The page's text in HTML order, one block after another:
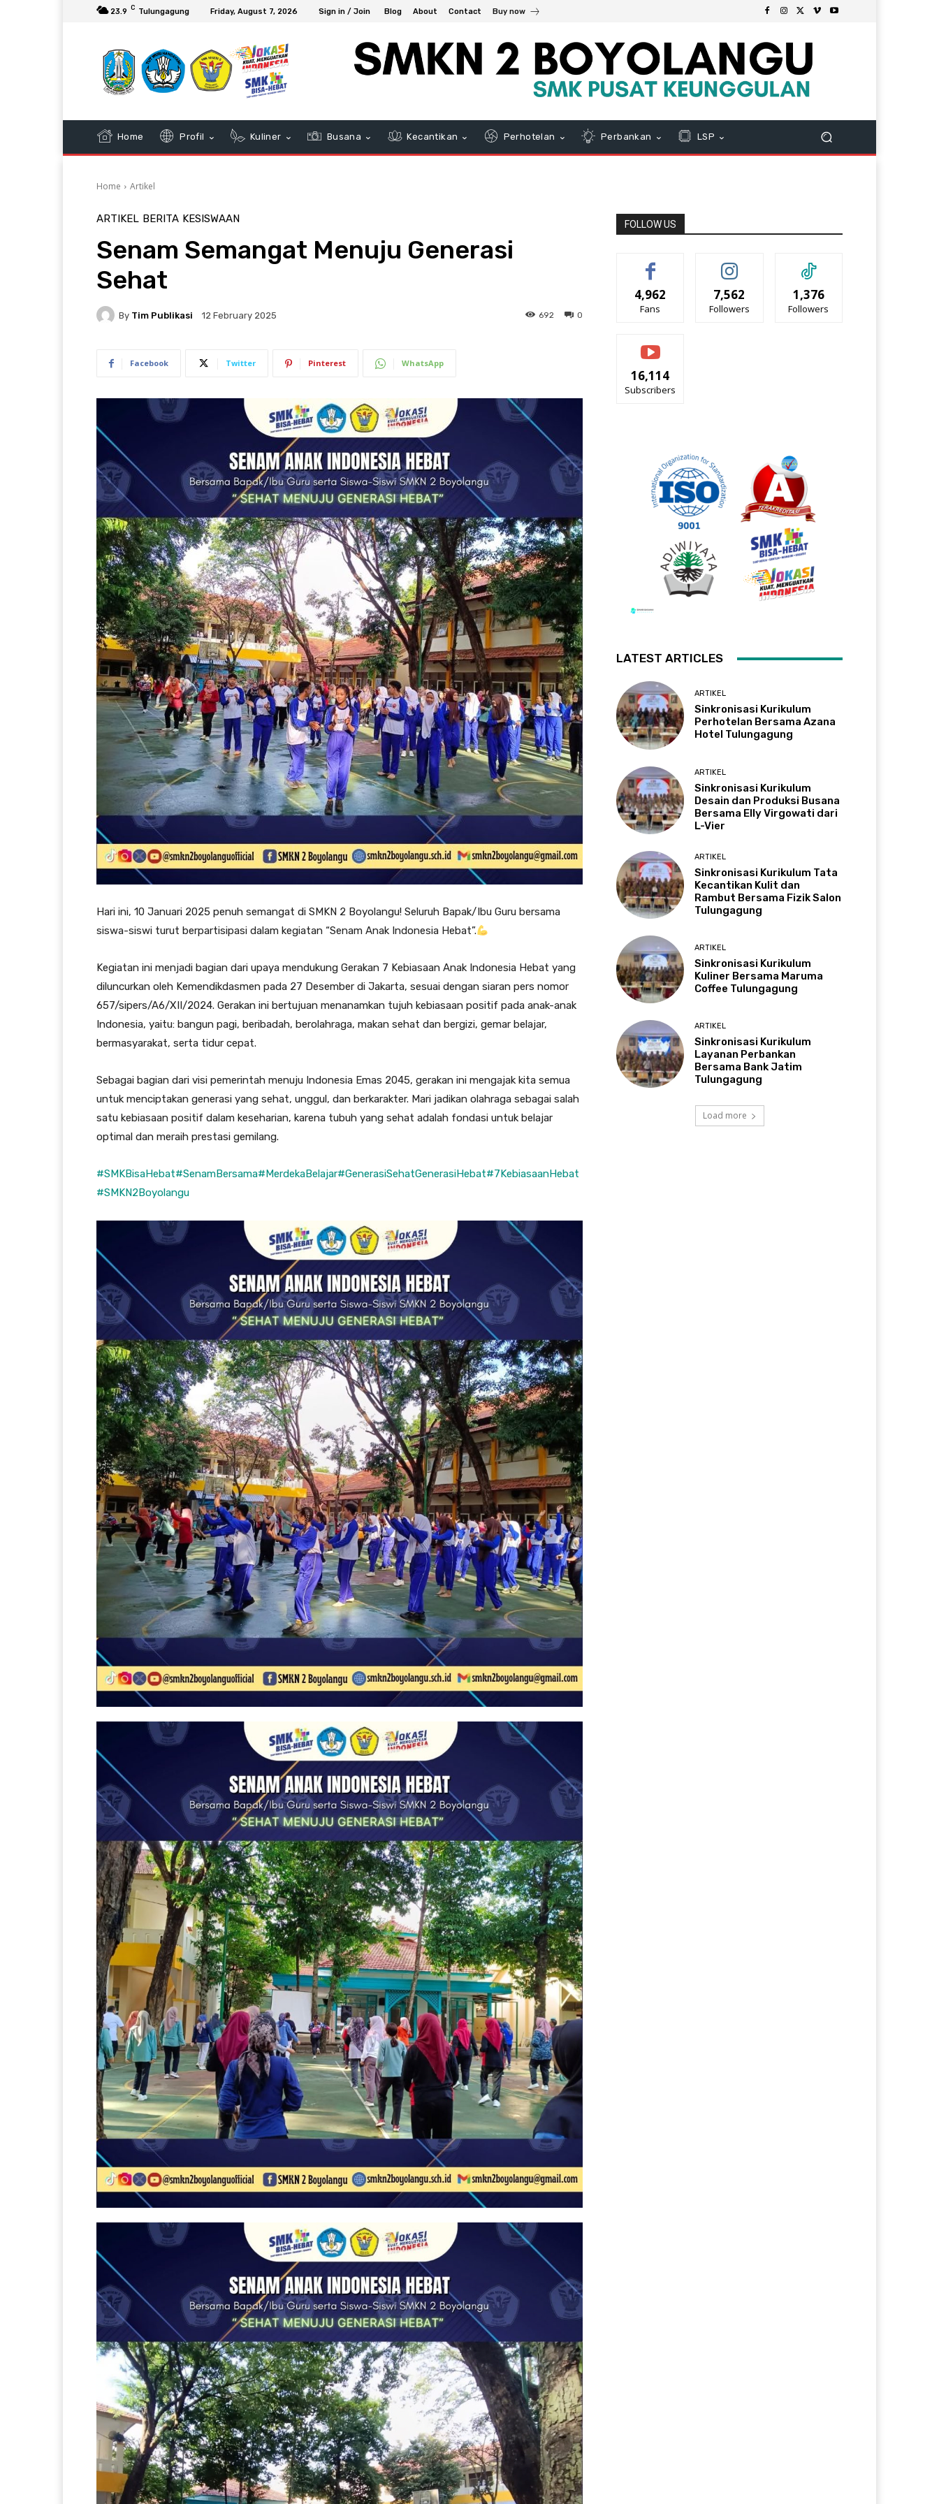
23.9 C Tulungagung Friday, August 7, 2026 Sign in / Join Blog About Contact Buy now
Home Profil Kuliner Busana Kecantikan Perhotelan Perbankan LSP
Home Artikel
ARTIKEL BERITA KESISWAAN
Senam Semangat Menuju Generasi
Sehat
By Tim Publikasi 12 February 2025 0
692
Facebook Twitter Pinterest WhatsApp
Hari ini, 10 Januari 2025 penuh semangat di SMKN 2 Boyolangu! Seluruh Bapak/Ibu Guru bersama
siswa-siswi turut berpartisipasi dalam kegiatan “Senam Anak Indonesia Hebat”.
Kegiatan ini menjadi bagian dari upaya mendukung Gerakan 7 Kebiasaan Anak Indonesia Hebat yang
diluncurkan oleh Kemendikdasmen pada 27 Desember di Jakarta, sesuai dengan siaran pers nomor
657/sipers/A6/XII/2024. Gerakan ini bertujuan menanamkan tujuh kebiasaan positif pada anak-anak
Indonesia, yaitu: bangun pagi, beribadah, berolahraga, makan sehat dan bergizi, gemar belajar,
bermasyarakat, serta tidur cepat.
Sebagai bagian dari visi pemerintah menuju Indonesia Emas 2045, gerakan ini mengajak kita semua
untuk menciptakan generasi yang sehat, unggul, dan berkarakter. Mari jadikan olahraga sebagai salah
satu kebiasaan positif dalam keseharian, karena tubuh yang sehat adalah fondasi untuk belajar
optimal dan meraih prestasi gemilang.
#SMKBisaHebat#SenamBersama#MerdekaBelajar#GenerasiSehatGenerasiHebat#7KebiasaanHebat
#SMKN2Boyolangu
FOLLOW US
4,962
Fans
7,562
Followers
1,376
Followers
16,114
Subscribers
LATEST ARTICLES
ARTIKEL
Sinkronisasi Kurikulum
Perhotelan Bersama Azana
Hotel Tulungagung
ARTIKEL
Sinkronisasi Kurikulum
Desain dan Produksi Busana
Bersama Elly Virgowati dari
L-Vier
ARTIKEL
Sinkronisasi Kurikulum Tata
Kecantikan Kulit dan
Rambut Bersama Fizik Salon
Tulungagung
ARTIKEL
Sinkronisasi Kurikulum
Kuliner Bersama Maruma
Coffee Tulungagung
ARTIKEL
Sinkronisasi Kurikulum
Layanan Perbankan
Bersama Bank Jatim
Tulungagung
Load more